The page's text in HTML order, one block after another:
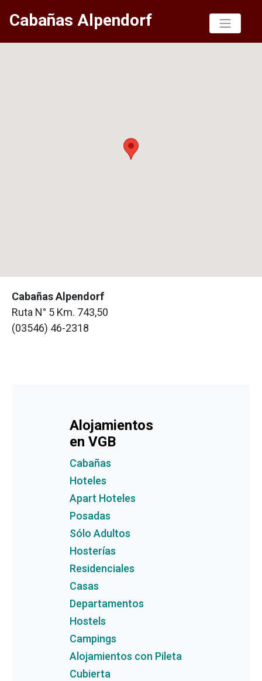
Cabañas Alpendorf
Cabañas Alpendorf
Ruta N° 5 Km. 743,50
(03546) 46-2318
Alojamientos
en VGB
Cabañas
Hoteles
Apart Hoteles
Posadas
Sólo Adultos
Hosterías
Residenciales
Casas
Departamentos
Hostels
Campings
Alojamientos con Pileta
Cubierta